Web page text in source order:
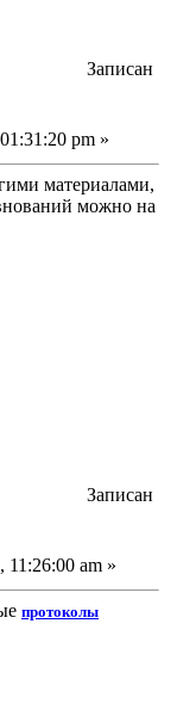
Записан
pm »
материалами,
можно на
Записан
11:26:00 am »
протоколы